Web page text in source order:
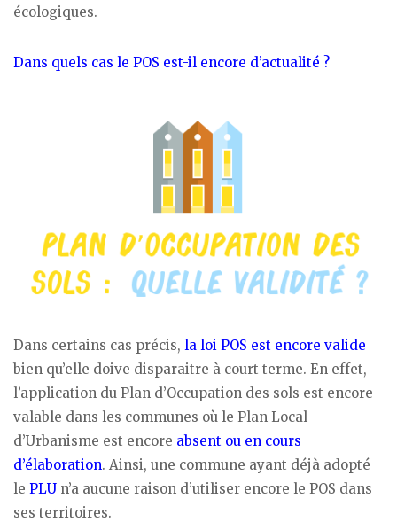
écologiques.
Dans quels cas le POS est-il encore d’actualité ?
Dans certains cas précis, la loi POS est encore valide
bien qu’elle doive disparaitre à court terme. En effet,
l’application du Plan d’Occupation des sols est encore
valable dans les communes où le Plan Local
d’Urbanisme est encore absent ou en cours
d’élaboration. Ainsi, une commune ayant déjà adopté
le PLU n’a aucune raison d’utiliser encore le POS dans
ses territoires.